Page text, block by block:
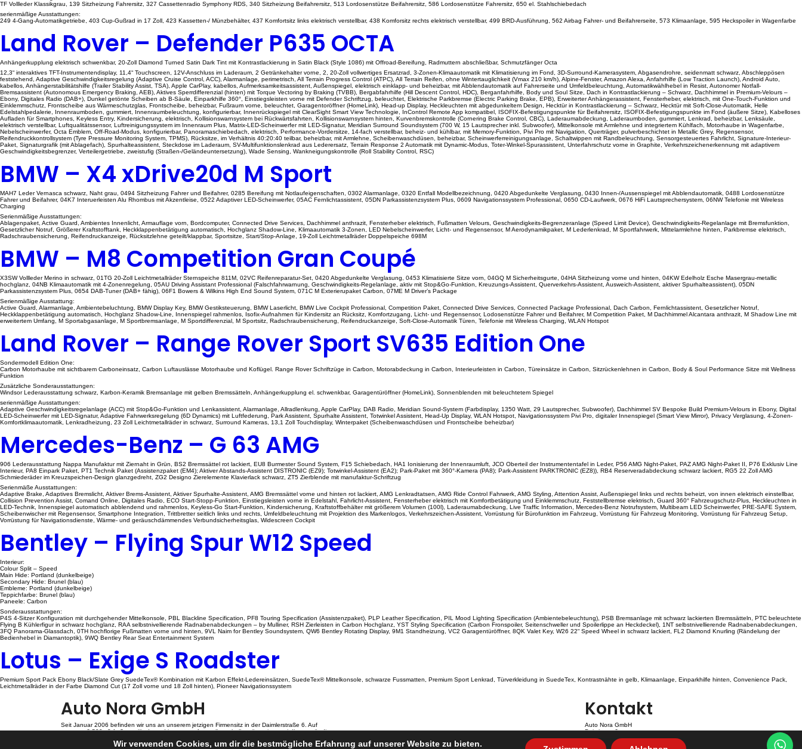
TF Vollleder Klassikgrau, 139 Sitzheizung Fahrersitz, 327 Cassettenradio Symphony RDS, 340 Sitzheizung Beifahrersitz, 513 Lordosenstütze Beifahrersitz, 586 Lordosenstütze Fahrersitz, 650 el. Stahlschiebedach
serienmäßige Ausstattungen:
249 4-Gang-Automatikgetriebe, 403 Cup-Gußrad in 17 Zoll, 423 Kassetten-/ Münzbehälter, 437 Komfortsitz links elektrisch verstellbar, 438 Komforsitz rechts elektrisch verstellbar, 499 BRD-Ausführung, 562 Airbag Fahrer- und Beifahrerseite, 573 Klimaanlage, 595 Heckspoiler in Wagenfarbe
Land Rover – Defender P635 OCTA
Anhängerkupplung elektrisch schwenkbar, 20-Zoll Diamond Turned Satin Dark Tint mit Kontrastlackierung in Satin Black (Style 1086) mit Offroad-Bereifung, Radmuttern abschließbar, Schmutzfänger Octa
12,3“ interaktives TFT-Instrumentendisplay, 11,4“ Touchscreen, 12V-Anschluss im Laderaum, 2 Getränkehalter vorne, 2, 20-Zoll vollwertiges Ersatzrad, 3-Zonen-Klimaautomatik mit Klimatisierung im Fond, 3D-Surround-Kamerasystem, Abgasendrohre, seidenmatt schwarz, Abschleppösen
feststehend, Adaptive Geschwindigkeitsregelung (Adaptive Cruise Control, ACC), Alarmanlage, perimetrisch, All Terrain Progress Control (ATPC), All Terrain Reifen, ohne Wintertauglichkeit (Vmax 210 km/h), Alpine-Fenster, Amazon Alexa, Anfahrhilfe (Low Traction Launch), Android Auto,
kabellos, Anhängerstabilitätshilfe (Trailer Stability Assist, TSA), Apple CarPlay, kabellos, Aufmerksamkeitsassistent, Außenspiegel, elektrisch einklapp- und beheizbar, mit Abblendautomatik auf Fahrerseite und Umfeldbeleuchtung, Automatikwählhebel in Resist, Autonomer Notfall-
Bremsassistent (Autonomous Emergency Braking, AEB), Aktives Sperrdifferenzial (hinten) mit Torque Vectoring by Braking (TVBB), Bergabfahrhilfe (Hill Descent Control, HDC), Berganfahrhilfe, Body und Soul Sitze, Dach in Kontrastlackierung – Schwarz, Dachhimmel in Premium-Velours –
Ebony, Digitales Radio (DAB+), Dunkel getönte Scheiben ab B-Säule, Einparkhilfe 360°, Einstiegsleisten vorne mit Defender Schriftzug, beleuchtet, Elektrische Parkbremse (Electric Parking Brake, EPB), Erweiterter Anhängerassistent, Fensterheber, elektrisch, mit One-Touch-Funktion und
Einklemmschutz, Frontscheibe aus Wärmeschutzglas, Frontscheibe, beheizbar, Fußraum vorne, beleuchtet, Garagentoröffner (HomeLink), Head-up Display, Heckleuchten mit abgedunkeltem Design, Hecktür in Kontrastlackierung – Schwarz, Hecktür mit Soft-Close-Automatik, Helle
Edelstahlpedalerie, Innenraumboden, gummiert, Innenraumbeleuchtung, konfigurierbar, Innenrückspiegel mit ClearSight Smart View Technologie, InControl Remote App kompatibel, ISOFIX-Befestigungspunkte für Beifahrersitz, ISOFIX-Befestigungspunkte im Fond (äußere Sitze), Kabelloses
Aufladen für Smartphones, Keyless Entry, Kindersicherung, elektrisch, Kollisionswarnsystem bei Rückwärtsfahrten, Kollisionswarnsystem hinten, Kurvenbremskontrolle (Cornering Brake Control, CBC), Laderaumabdeckung, Laderaumboden, gummiert, Lenkrad, beheizbar, Lenksäule,
elektrisch verstellbar, Luftqualitätssensor, Luftreinigungssystem im Innenraum Plus, Matrix-LED-Scheinwerfer mit LED-Signatur, Meridian Surround Soundsystem (700 W, 15 Lautsprecher inkl. Subwoofer), Mittelkonsole mit Armlehne und integriertem Kühlfach, Motorhaube in Wagenfarbe,
Nebelscheinwerfer, Octa Emblem, Off-Road-Modus, konfigurierbar, Panoramaschiebedach, elektrisch, Performance-Vordersitze, 14-fach verstellbar, beheiz- und kühlbar, mit Memory-Funktion, Pivi Pro mit Navigation, Querträger, pulverbeschichtet in Metallic Grey, Regensensor,
Reifendruckkontrollsystem (Tyre Pressure Monitoring System, TPMS), Rücksitze, im Verhältnis 40:20:40 teilbar, beheizbar, mit Armlehne, Scheibenwaschdüsen, beheizbar, Scheinwerferreinigungsanlage, Schaltwippen mit Randbeleuchtung, Sensorgesteuertes Fahrlicht, Signature-Interieur-
Paket, Signaturgrafik (mit Ablagefach), Spurhalteassistent, Steckdose im Laderaum, SV-Multifunktionslenkrad aus Lederersatz, Terrain Response 2 Automatik mit Dynamic-Modus, Toter-Winkel-Spurassistent, Unterfahrschutz vorne in Graphite, Verkehrszeichenerkennung mit adaptivem
Geschwindigkeitsbegrenzer, Verteilergetriebe, zweistufig (Straßen-/Geländeuntersetzung), Wade Sensing, Wankneigungskontrolle (Roll Stability Control, RSC)
BMW – X4 xDrive20d M Sport
MAH7 Leder Vernasca schwarz, Naht grau, 0494 Sitzheizung Fahrer und Beifahrer, 0285 Bereifung mit Notlaufeigenschaften, 0302 Alarmanlage, 0320 Entfall Modellbezeichnung, 0420 Abgedunkelte Verglasung, 0430 Innen-/Aussenspiegel mit Abblendautomatik, 0488 Lordosenstütze
Fahrer und Beifahrer, 04K7 Interuerleisten Alu Rhombus mit Akzentleise, 0522 Adaptiver LED-Scheinwerfer, 05AC Fernlichtassistent, 05DN Parkassistenzsystem Plus, 0609 Navigationssystem Professional, 0650 CD-Laufwerk, 0676 HiFi Lautsprechersystem, 06NW Telefonie mit Wireless
Charging
Serienmäßige Ausstattungen:
Ablagenpaket, Active Guard, Ambientes Innenlicht, Armauflage vorn, Bordcomputer, Connected Drive Services, Dachhimmel anthrazit, Fensterheber elektrisch, Fußmatten Velours, Geschwindigkeits-Begrenzeranlage (Speed Limit Device), Geschwindigkeits-Regelanlage mit Bremsfunktion,
Gesetzlicher Notruf, Größerer Kraftstofftank, Heckklappenbetätigung automatisch, Hochglanz Shadow-Line, Klimaautomatik 3-Zonen, LED Nebelscheinwerfer, Licht- und Regensensor, M Aerodynamikpaket, M Lederlenkrad, M Sportfahrwerk, Mittelarmlehne hinten, Parkbremse elektrisch,
Radschraubensicherung, Reifendruckanzeige, Rücksitzlehne geteilt/klappbar, Sportsitze, Start/Stop-Anlage, 19-Zoll Leichtmetallräder Doppelspeiche 698M
BMW – M8 Competition Gran Coupé
X3SW Vollleder Merino in schwarz, 01TG 20-Zoll Leichtmetallräder Sternspeiche 811M, 02VC Reifenreparatur-Set, 0420 Abgedunkelte Verglasung, 0453 Klimatisierte Sitze vorn, 04GQ M Sicherheitsgurte, 04HA Sitzheizung vorne und hinten, 04KW Edelholz Esche Masergrau-metallic
hochglanz, 04NB Klimaautomatik mit 4-Zonenregelung, 05AU Driving Assistant Professional (Falschfahrwarnung, Geschwindigkeits-Regelanlage, aktiv mit Stop&Go-Funktion, Kreuzungs-Assistent, Querverkehrs-Assistent, Ausweich-Assistent, aktiver Spurhalteassistent), 05DN
Parkassistenzsystem Plus, 0654 DAB-Tuner (DAB+ fähig), 06F1 Bowers & Wilkins High End Sound System, 071C M Exterierupaket Carbon, 07ME M Driver’s Package
Serienmäßige Ausstattung:
Active Guard, Alarmanlage, Ambientebeluchtung, BMW Display Key, BMW Gestiksteuerung, BMW Laserlicht, BMW Live Cockpit Professional, Competition Paket, Connected Drive Services, Connected Package Professional, Dach Carbon, Fernlichtassistent, Gesetzlicher Notruf,
Heckklappenbetätigung automatisch, Hochglanz Shadow-Line, Innenspiegel rahmenlos, Isofix-Aufnahmen für Kindersitz an Rücksitz, Komfortzugang, Licht- und Regensensor, Lodosenstütze Fahrer und Beifahrer, M Competition Paket, M Dachhimmel Alcantara anthrazit, M Shadow Line mit
erweitertem Umfang, M Sportabgasanlage, M Sportbremsanlage, M Sportdifferenzial, M Sportsitz, Radschraubensicherung, Reifendruckanzeige, Soft-Close-Automatik Türen, Telefonie mit Wireless Charging, WLAN Hotspot
Land Rover – Range Rover Sport SV635 Edition One
Sondermodell Edition One:
Carbon Motorhaube mit sichtbarem Carboneinsatz, Carbon Luftauslässe Motorhaube und Koflügel. Range Rover Schriftzüge in Carbon, Motorabdeckung in Carbon, Interieurleisten in Carbon, Türeinsätze in Carbon, Sitzrückenlehnen in Carbon, Body & Soul Performance Sitze mit Wellness
Funktion
Zusätzliche Sonderausstattungen:
Windsor Lederausstattung schwarz, Karbon-Keramik Bremsanlage mit gelben Bremssätteln, Anhängerkupplung el. schwenkbar, Garagentüröffner (HomeLink), Sonnenblenden mit beleuchtetem Spiegel
serienmäßige Ausstattungen:
Adaptive Geschwindigkeitsregelanlage (ACC) mit Stop&Go-Funktion und Lenkassistent, Alarmanlage, Allradlenkung, Apple CarPlay, DAB Radio, Meridian Sound-System (Farbdisplay, 1350 Watt, 29 Lautsprecher, Subwoofer), Dachhimmel SV Bespoke Build Premium-Velours in Ebony, Digital
LED-Scheinwerfer mit LED-Signatur, Adaptive Fahrwerksregelung (6D Dynamics) mit Luftfederung, Park Assistent, Spurhalte Assistent, Totwinkel Assistent, Head-Up Display, WLAN Hotspot, Navigationssystem Pivi Pro, digitaler Innenspiegel (Smart View Mirror), Privacy Verglasung, 4-Zonen-
Komfortklimaautomatik, Lenkradheizung, 23 Zoll Leichtmetallräder in schwarz, Surround Kameras, 13,1 Zoll Touchdisplay, Winterpaket (Scheibenwaschdüsen und Frontscheibe beheizbar)
Mercedes-Benz – G 63 AMG
906 Lederausstattung Nappa Manufaktur mit Ziernaht in Grün, BS2 Bremssättel rot lackiert, EU8 Burmester Sound System, F15 Schiebedach, HA1 Ionisierung der Innenraumluft, JCO Oberteil der Instrumententafel in Leder, P56 AMG Night-Paket, PAZ AMG Night-Paket II, P76 Exklusiv Line
Interieur, PA8 Einpark Paket, PT1 Technik Paket (Assistenzpaket (EM4); Aktiver Abstands-Assistent DISTRONIC (EZ9); Totwinkel-Assistent (EA2); Park-Paket mit 360°-Kamera (PA8); Park-Assistent PARKTRONIC (EZ8)), RB4 Reserveradabdeckung schwarz lackiert, RG5 22 Zoll AMG
Schmiederäder im Kreuzspeichen-Design glanzgedreht, ZG2 Designo Zierelemente Klavierlack schwarz, ZT5 Zierblende mit manufaktur-Schriftzug
Serienmäße Ausstattungen:
Adaptive Brake, Adaptives Bremslicht, Aktiver Brems-Assistent, Aktiver Spurhalte-Assistent, AMG Bremssättel vorne und hinten rot lackiert, AMG Lenkradtatsen, AMG Ride Control Fahrwerk, AMG Styling, Attention Assist, Außenspiegel links und rechts beheizt, von innen elektrisch einstellbar,
Collision Prevention Assist, Comand Online, Digitales Radio, ECO Start-Stopp-Funktion, Einstiegsleisten vorne in Edelstahl, Fahrlicht-Assistent, Fensterheber elektrisch mit Komfortbetätigung und Einklemmschutz, Feststellbremse elektrisch, Guard 360° Fahrzeugschutz-Plus, Heckleuchten in
LED-Technik, Innenspiegel automatisch abblendend und rahmenlos, Keyless-Go Start-Funktion, Kindersicherung, Kraftstoffbehälter mit größerem Volumen (100l), Laderaumabdeckung, Live Traffic Information, Mercedes-Benz Notrufsystem, Multibeam LED Scheinwerfer, PRE-SAFE System,
Scheibenwischer mit Regensensor, Smartphone Integration, Trittbretter seitlich links und rechts, Umfeldbeleuchtung mit Projektion des Markenlogos, Verkehrszeichen-Assistent, Vorrüstung für Bürofunktion im Fahrzeug, Vorrüstung für Fahrzeug Monitoring, Vorrüstung für Fahrzeug Setup,
Vorrüstung für Navigationsdienste, Wärme- und geräuschdämmendes Verbundsicherheitsglas, Widescreen Cockpit
Bentley – Flying Spur W12 Speed
Interieur:
Colour Split – Speed
Main Hide: Portland (dunkelbeige)
Secondary Hide: Brunel (blau)
Embleme: Portland (dunkelbeige)
Teppichfarbe: Brunel (blau)
Paneele: Carbon
Sonderausstattungen:
P4S 4-Sitzer Konfiguration mit durchgehender Mittelkonsole, PBL Blackline Specification, PF8 Touring Specification (Assistenzpaket), PLP Leather Specification, PIL Mood Lighting Specification (Ambientebeleuchtung), PSB Bremsanlage mit schwarz lackierten Bremssätteln, PTC beleuchtete
Flying B Kühlerfigur in schwarz hochglanz, RAA selbstnivellierende Radnabenabdeckungen – by Mulliner, RSH Zierleisten in Carbon Hochglanz, YST Styling Specification (Carbon Fronspoiler, Seitenschweller und Spoilerlippe an Heckdeckel), 1NT selbstnivellierende Radnabenabdeckungen,
3FQ Panorama-Glassdach, 0TH hochflorige Fußmatten vorne und hinten, 9VL Naim for Bentley Soundsystem, QW6 Bentley Rotating Display, 9M1 Standheizung, VC2 Garagentüröffner, 8QK Valet Key, W26 22“ Speed Wheel in schwarz lackiert, FL2 Diamond Knurling (Rändelung der
Bedienhebel in Diamantoptik), 9WQ Bentley Rear Seat Entertainment System
Lotus – Exige S Roadster
Premium Sport Pack Ebony Black/Slate Grey SuedeTex® Kombination mit Karbon Effekt-Ledereinsätzen, SuedeTex® Mittelkonsole, schwarze Fussmatten, Premium Sport Lenkrad, Türverkleidung in SuedeTex, Kontrastnähte in gelb, Klimaanlage, Einparkhilfe hinten, Convenience Pack,
Leichtmetallräder in der Farbe Diamond Cut (17 Zoll vorne und 18 Zoll hinten), Pioneer Navigationssystem
Auto Nora GmbH
Seit Januar 2006 befinden wir uns an unserem jetzigen Firmensitz in der Daimlerstraße 6. Auf
unserem 6.500m2 Außengelände und in unserer Ausstellungshalle präsentieren wir Ihnen ständig
Kontakt
Auto Nora GmbH
Daimlerstr. 6
D-54634 Bitburg
Wir verwenden Cookies, um dir die bestmögliche Erfahrung auf unserer Website zu bieten.